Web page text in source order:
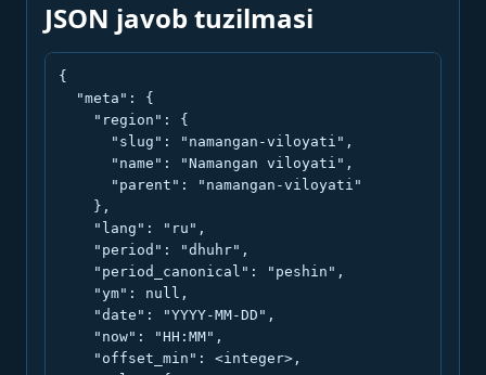
JSON javob tuzilmasi
{
  "meta": {
    "region": {
      "slug": "namangan-viloyati",
      "name": "Namangan viloyati",
      "parent": "namangan-viloyati"
    },
    "lang": "ru",
    "period": "dhuhr",
    "period_canonical": "peshin",
    "ym": null,
    "date": "YYYY-MM-DD",
    "now": "HH:MM",
    "offset_min": <integer>,